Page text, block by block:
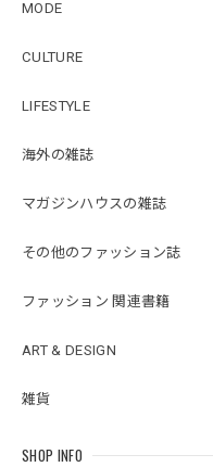
MODE
CULTURE
LIFESTYLE
海外の雑誌
マガジンハウスの雑誌
その他のファッション誌
ファッション 関連書籍
ART & DESIGN
雑貨
SHOP INFO